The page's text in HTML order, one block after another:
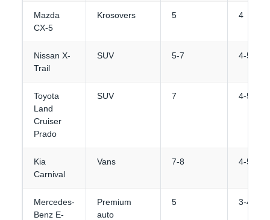
Mazda
CX-5
Krosovers 5 4
Nissan X-
Trail
SUV 5-7 4-5
Toyota
Land
Cruiser
Prado
SUV 7 4-5
Kia
Carnival
Vans 7-8 4-5
Mercedes-
Benz E-
Premium
auto
5 3-4